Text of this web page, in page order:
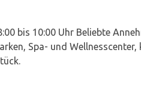
bis 10:00 Uhr Beliebte
Spa- und